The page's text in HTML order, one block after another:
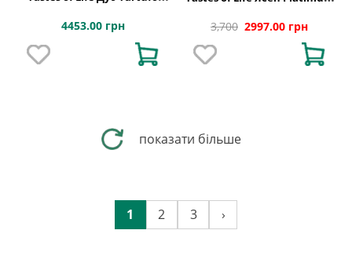
4453.00 грн 3,700 2997.00 грн
показати більше
1 2 3 ›